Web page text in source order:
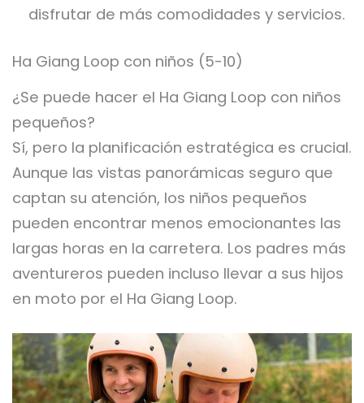
disfrutar de más comodidades y servicios.
Ha Giang Loop con niños (5-10)
¿Se puede hacer el Ha Giang Loop con niños
pequeños?
Sí, pero la planificación estratégica es crucial.
Aunque las vistas panorámicas seguro que
captan su atención, los niños pequeños
pueden encontrar menos emocionantes las
largas horas en la carretera. Los padres más
aventureros pueden incluso llevar a sus hijos
en moto por el Ha Giang Loop.